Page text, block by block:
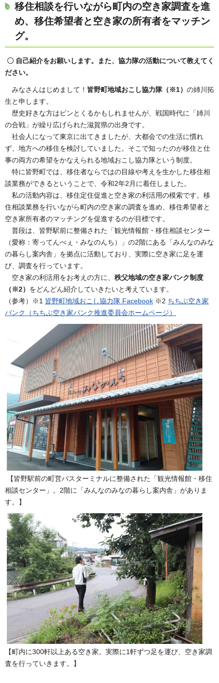
移住相談を行いながら町内の空き家調査を進
め、移住希望者と空き家の所有者をマッチン
グ。
〇 自己紹介をお願いします。また、協力隊の活動について教えてく
ださい。
みなさんはじめまして！ 皆野町地域おこし協力隊（※1） の姉川拓
生と申します。
歴史好きな方はピンとくるかもしれませんが、戦国時代に「姉川
の合戦」が繰り広げられた滋賀県の出身です。
社会人になって東京に出てきましたが、大都会での生活に慣れ
ず、地方への移住を検討していました。そこで知ったのが移住と仕
事の両方の希望をかなえられる地域おこし協力隊という制度。
特に皆野町では、移住者ならではの目線や考えを生かした移住相
談業務ができるということで、令和2年2月に着任しました。
私の活動内容は、移住定住促進と空き家の利活用の模索です。移
住相談業務を行いながら町内の空き家の調査を進め、移住希望者と
空き家所有者のマッチングを促進するのが目標です。
普段は、皆野駅前に整備された「観光情報館・移住相談センター
（愛称：寄ってんべぇ・みなのんち）」の2階にある「みんなのみな
の暮らし案内舎」を拠点に活動しており、実際に空き家に足を運
び、調査を行っています。
空き家の利活用をお考えの方に、 秩父地域の空き家バンク制度
（※2） をどんどん紹介していきたいと考えています。
（参考）※1 皆野町地域おこし協力隊 Facebook ※2 ちちぶ空き家
バンク（ちちぶ空き家バンク推進委員会ホームページ）
【皆野駅前の町営バスターミナルに整備された「観光情報館・移住
相談センター」。2階に「みんなのみなの暮らし案内舎」がありま
す。】
【町内に300軒以上ある空き家。実際に1軒ずつ足を運び、空き家調
査を行っていきます。】